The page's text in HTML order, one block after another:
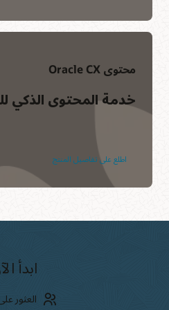
محتوى Oracle CX
خدمة المحتوى الذكي
اطلع على تفاصيل المنتج
ابدأ
العثور